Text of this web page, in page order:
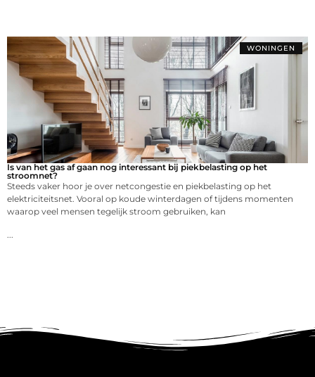
WONINGEN
Is van het gas af gaan nog interessant bij piekbelasting op het
stroomnet?
Steeds vaker hoor je over netcongestie en piekbelasting op het
elektriciteitsnet. Vooral op koude winterdagen of tijdens momenten
waarop veel mensen tegelijk stroom gebruiken, kan